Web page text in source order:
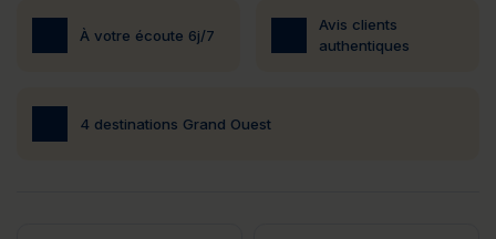
À votre écoute 6j/7
Avis clients
authentiques
4 destinations Grand Ouest